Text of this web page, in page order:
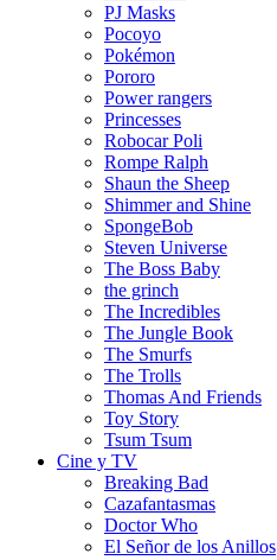
PJ Masks
Pocoyo
Pokémon
Pororo
Power rangers
Princesses
Robocar Poli
Rompe Ralph
Shaun the Sheep
Shimmer and Shine
SpongeBob
Steven Universe
The Boss Baby
the grinch
The Incredibles
The Jungle Book
The Smurfs
The Trolls
Thomas And Friends
Toy Story
Tsum Tsum
Cine y TV
Breaking Bad
Cazafantasmas
Doctor Who
El Señor de los Anillos